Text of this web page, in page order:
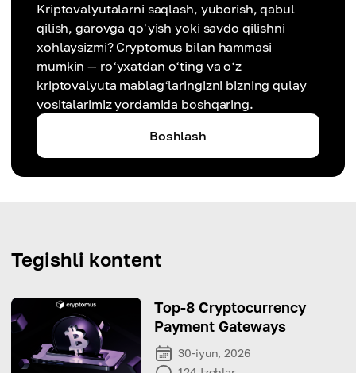
Kriptovalyutalarni saqlash, yuborish, qabul
qilish, garovga qo'yish yoki savdo qilishni
xohlaysizmi? Cryptomus bilan hammasi
mumkin — roʻyxatdan oʻting va oʻz
kriptovalyuta mablagʻlaringizni bizning qulay
vositalarimiz yordamida boshqaring.
Boshlash
Tegishli kontent
Top-8 Cryptocurrency
Payment Gateways
30-iyun, 2026